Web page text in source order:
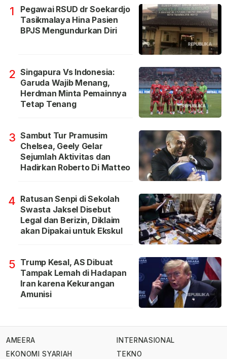
1
Pegawai RSUD dr Soekardjo
Tasikmalaya Hina Pasien
BPJS Mengundurkan Diri
2 Singapura Vs Indonesia:
Garuda Wajib Menang,
Herdman Minta Pemainnya
Tetap Tenang
3 Sambut Tur Pramusim
Chelsea, Geely Gelar
Sejumlah Aktivitas dan
Hadirkan Roberto Di Matteo
4 Ratusan Senpi di Sekolah
Swasta Jaksel Disebut
Legal dan Berizin, Diklaim
akan Dipakai untuk Ekskul
5 Trump Kesal, AS Dibuat
Tampak Lemah di Hadapan
Iran karena Kekurangan
Amunisi
AMEERA
EKONOMI SYARIAH
INTERNASIONAL
TEKNO